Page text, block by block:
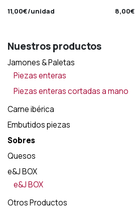
Nuestros productos
Jamones & Paletas
Piezas enteras
Piezas enteras cortadas a mano
Carne ibérica
Embutidos piezas
Sobres
Quesos
e&J BOX
e&J BOX
Otros Productos
11,00€/unidad 8,00€